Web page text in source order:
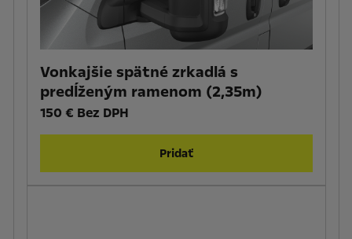
Vonkajšie spätné zrkadlá s
predĺženým ramenom (2,35m)
150 € Bez DPH
Pridať